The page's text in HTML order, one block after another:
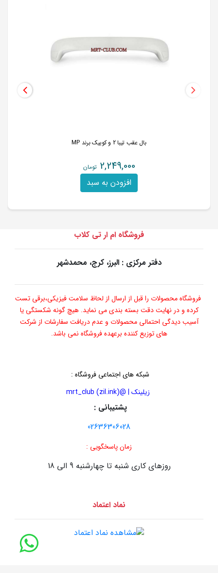
بال عقب تیبا 2 و کوییک برند MP
2,249,000 تومان
افزودن به سبد
فروشگاه ام ار تی کلاب
دفتر مرکزی : البرز، کرج، محمدشهر
فروشگاه محصولات را قبل از ارسال از لحاظ سلامت فیزیکی،برقی تست
کرده و در نهایت دقت بسته بندی می نماید. هیچ گونه شکستگی یا
آسیب دیدگی احتمالی محصولات و عدم دریافت سفارشات از شرکت
های توزیع کننده برعهده فروشگاه نمی باشد.
شبکه های اجتماعی فروشگاه :
زیلینک | @mrt_club (zil.ink)
پشتیبانی :
02636306028
زمان پاسخگویی :
روزهای کاری شنبه تا چهارشنبه 9 الی 18
نماد اعتماد